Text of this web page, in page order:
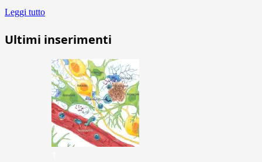
Leggi tutto
Ultimi inserimenti